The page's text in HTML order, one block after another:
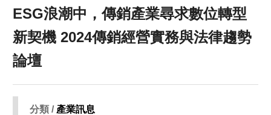
ESG浪潮中，傳銷產業尋求數位轉型
新契機 2024傳銷經營實務與法律趨勢
論壇
分類 / 產業訊息